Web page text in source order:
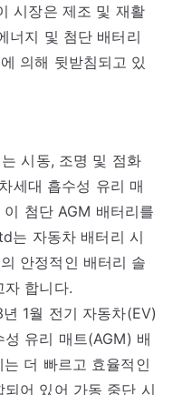
시장은 제조 및 재활
너지 및 첨단 배터리
의해 뒷받침되고 있
시동, 조명 및 점화
세대 흡수성 유리 매
첨단 AGM 배터리를
는 자동차 배터리 시
안정적인 배터리 솔
자 합니다.
1월 전기 자동차(EV)
유리 매트(AGM) 배
더 빠르고 효율적인
어 있어 가동 중단 시